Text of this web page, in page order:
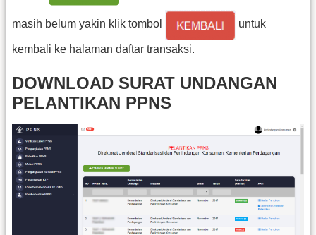
masih belum yakin klik tombol untuk
kembali ke halaman daftar transaksi.
DOWNLOAD SURAT UNDANGAN
PELANTIKAN PPNS